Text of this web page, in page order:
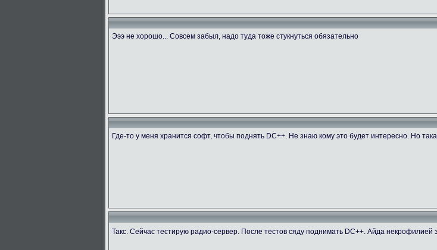
Эээ не хорошо... Совсем забыл, надо туда тоже стукнуться обязательно
Где-то у меня хранится софт, чтобы поднять DC++. Не знаю кому это будет интересно. Но
Такс. Сейчас тестирую радио-сервер. После тестов сяду поднимать DC++. Айда некрофилией